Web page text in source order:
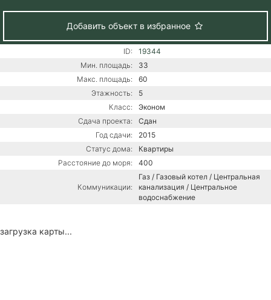
Добавить объект в избранное
ID:
19344
Мин. площадь:
33
Макс. площадь:
60
Этажность:
5
Класс:
Эконом
Сдача проекта:
Сдан
Год сдачи:
2015
Статус дома:
Квартиры
Расстояние до моря:
400
Коммуникации:
Газ / Газовый котел / Центральная
канализация / Центральное
водоснабжение
загрузка карты...